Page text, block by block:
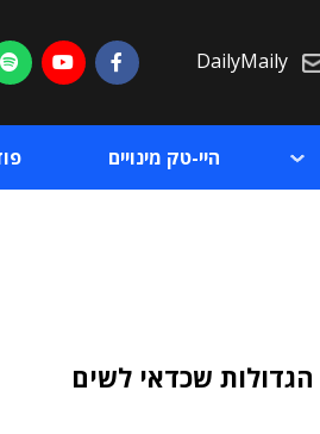
DailyMaily
היי-טק מינויים
שכדאי לשים